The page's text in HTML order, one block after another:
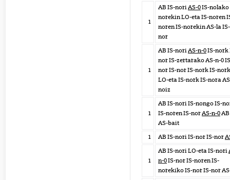
1
AB IS-noriAS-0IS-nolako
norekin LO-eta IS-noren
noren IS-norekin AS-la IS-
nor
1
AB IS-noriAS-n-0IS-nork
nor IS-zertarako AS-n-0
nor IS-nor IS-nork IS-nork
LO-eta IS-nork IS-nora
noiz
1
AB IS-nori IS-nongo IS-
IS-noren IS-norAS-n-0AB
AS-bait
1
AB IS-nori IS-nor IS-nor
1
AB IS-nori LO-eta IS-nori
n-0IS-nor IS-noren IS-
norekiko IS-nor IS-nor